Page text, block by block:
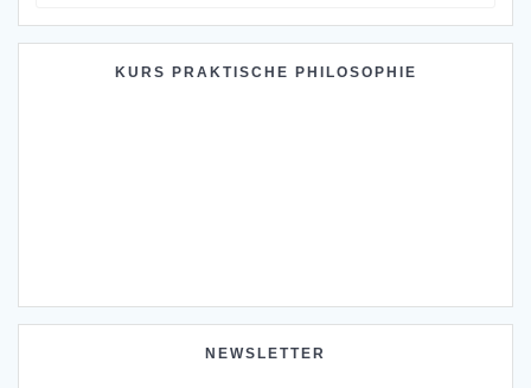
KURS PRAKTISCHE PHILOSOPHIE
NEWSLETTER